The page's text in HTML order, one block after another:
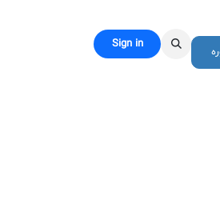
Sign in